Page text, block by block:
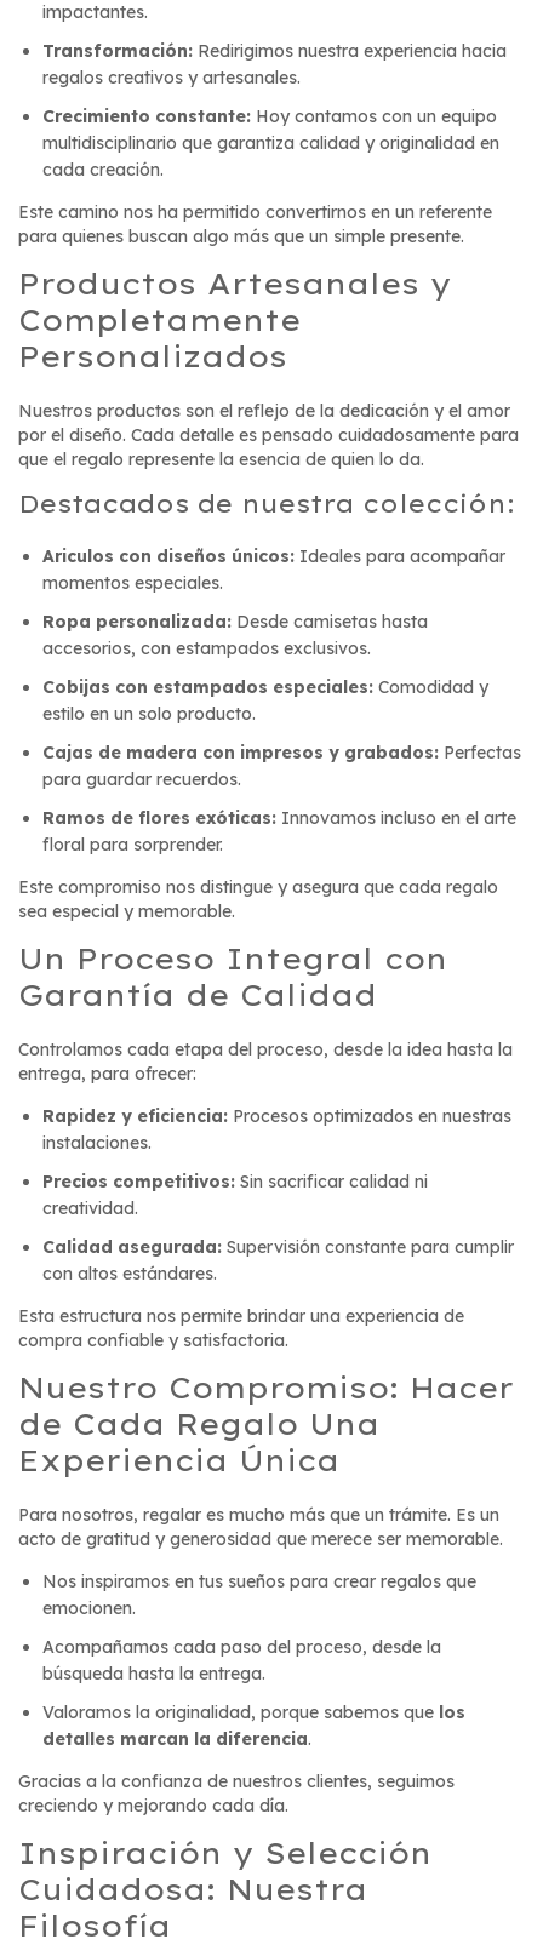
impactantes.
Transformación: Redirigimos nuestra experiencia hacia
regalos creativos y artesanales.
Crecimiento constante: Hoy contamos con un equipo
multidisciplinario que garantiza calidad y originalidad en
cada creación.
Este camino nos ha permitido convertirnos en un referente
para quienes buscan algo más que un simple presente.
Productos Artesanales y
Completamente
Personalizados
Nuestros productos son el reflejo de la dedicación y el amor
por el diseño. Cada detalle es pensado cuidadosamente para
que el regalo represente la esencia de quien lo da.
Destacados de nuestra colección:
Ariculos con diseños únicos: Ideales para acompañar
momentos especiales.
Ropa personalizada: Desde camisetas hasta
accesorios, con estampados exclusivos.
Cobijas con estampados especiales: Comodidad y
estilo en un solo producto.
Cajas de madera con impresos y grabados: Perfectas
para guardar recuerdos.
Ramos de flores exóticas: Innovamos incluso en el arte
floral para sorprender.
Este compromiso nos distingue y asegura que cada regalo
sea especial y memorable.
Un Proceso Integral con
Garantía de Calidad
Controlamos cada etapa del proceso, desde la idea hasta la
entrega, para ofrecer:
Rapidez y eficiencia: Procesos optimizados en nuestras
instalaciones.
Precios competitivos: Sin sacrificar calidad ni
creatividad.
Calidad asegurada: Supervisión constante para cumplir
con altos estándares.
Esta estructura nos permite brindar una experiencia de
compra confiable y satisfactoria.
Nuestro Compromiso: Hacer
de Cada Regalo Una
Experiencia Única
Para nosotros, regalar es mucho más que un trámite. Es un
acto de gratitud y generosidad que merece ser memorable.
Nos inspiramos en tus sueños para crear regalos que
emocionen.
Acompañamos cada paso del proceso, desde la
búsqueda hasta la entrega.
Valoramos la originalidad, porque sabemos que los
detalles marcan la diferencia.
Gracias a la confianza de nuestros clientes, seguimos
creciendo y mejorando cada día.
Inspiración y Selección
Cuidadosa: Nuestra
Filosofía